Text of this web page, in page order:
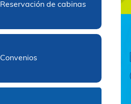
Reservación de cabinas
Convenios